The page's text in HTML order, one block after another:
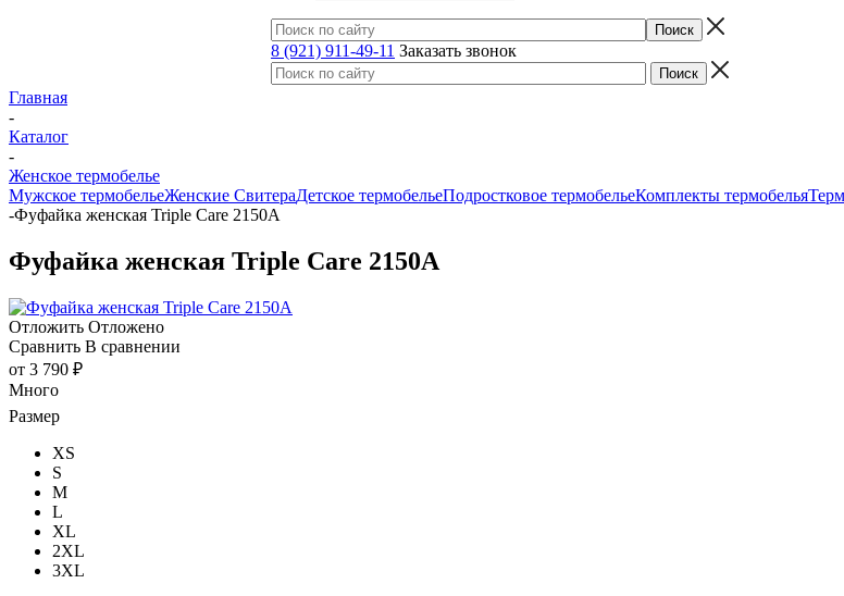
8 (921) 911-49-11 Заказать звонок
Главная
-
Каталог
-
Женское термобелье
Мужское термобельеЖенские СвитераДетское термобельеПодростковое термобельеКомплекты термобелья
-Фуфайка женская Triple Care 2150A
Фуфайка женская Triple Care 2150A
Отложить Отложено
Сравнить В сравнении
от 3 790 ₽
Много
Размер
XS
S
M
L
XL
2XL
3XL